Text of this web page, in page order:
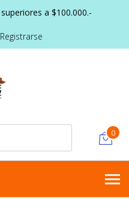
a $100.000.-
0